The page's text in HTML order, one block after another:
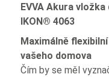
EVVA Akura
IKON® 4063
Maximálně
vašeho domova
Čím by se měl